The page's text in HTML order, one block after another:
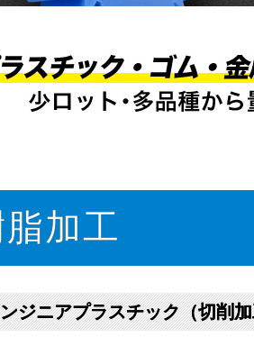
加工
ジニアプラスチック（切削